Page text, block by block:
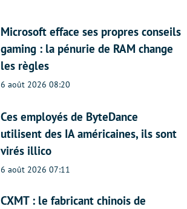
Microsoft efface ses propres conseils
gaming : la pénurie de RAM change
les règles
6 août 2026 08:20
Ces employés de ByteDance
utilisent des IA américaines, ils sont
virés illico
6 août 2026 07:11
CXMT : le fabricant chinois de